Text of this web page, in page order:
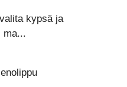
kypsä ja
ma...